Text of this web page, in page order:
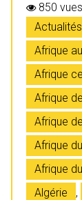
850 vues
Actualités
Afrique
Afrique
Afrique
Afrique
Afrique
Afrique
Algérie
,